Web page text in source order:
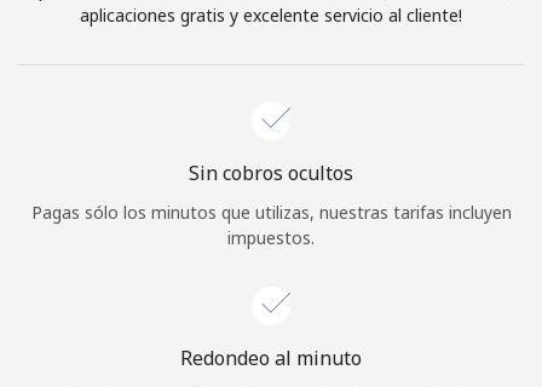
¿Olvidaste tu contraseña? →
Iniciar Sesión
aplicaciones gratis y excelente servicio al cliente!
Sin cobros ocultos
Pagas sólo los minutos que utilizas, nuestras tarifas incluyen
impuestos.
Redondeo al minuto